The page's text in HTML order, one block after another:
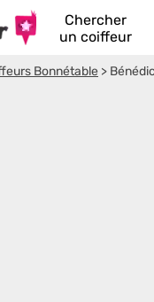
Chercher
un coiffeur
Bonnétable >